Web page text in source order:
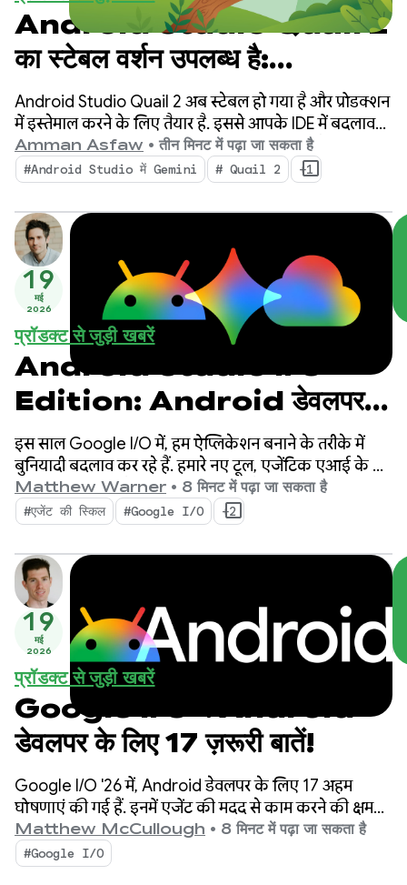
Android Studio Quail 2
का स्टेबल वर्शन उपलब्ध है:
Android Studio के एआई
एजेंट की मदद से एक साथ कई काम करें
Android Studio Quail 2 अब स्टेबल हो गया है और प्रोडक्शन
में इस्तेमाल करने के लिए तैयार है. इससे आपके IDE में बदलाव
होगा. इसमें एक साथ कई एजेंटिक वर्कफ़्लो, नेटिव तौर पर
इंटिग्रेट की गई मेमोरी लीक प्रोफ़ाइलिंग, और कॉन्टेक्स्ट के
हिसाब से क्रैश ठीक करने की सुविधा मिलेगी.
Amman Asfaw • तीन मिनट में पढ़ा जा सकता है
#Android Studio में Gemini # Quail 2 +1
19
मई
2026
प्रॉडक्ट से जुड़ी खबरें
Android Studio I/O
Edition: Android डेवलपर
टूल में नया क्या है
इस साल Google I/O में, हम ऐप्लिकेशन बनाने के तरीके में
बुनियादी बदलाव कर रहे हैं. हमारे नए टूल, एजेंटिक एआई के दौर
के लिए बनाए गए हैं. इनमें ऐसी सुविधाएं हैं जो Android
डेवलपर के तौर पर आपकी प्रॉडक्टिविटी को बढ़ाती हैं. साथ ही,
आपके कोडबेस में डिप्लॉय किए गए एआई एजेंट को बेहतर
बनाती हैं.
Matthew Warner • 8 मिनट में पढ़ा जा सकता है
#एजेंट की स्किल #Google I/O +2
19
मई
2026
प्रॉडक्ट से जुड़ी खबरें
Google I/O में Android
डेवलपर के लिए 17 ज़रूरी बातें!
Google I/O '26 में, Android डेवलपर के लिए 17 अहम
घोषणाएं की गई हैं. इनमें एजेंट की मदद से काम करने की क्षमता,
यूज़र इंटरफ़ेस (यूआई) के स्टैंडर्ड के तौर पर Compose First,
और बढ़ते हुए इकोसिस्टम के लिए हाई-परफ़ॉर्मेंस मीडिया और
अडैप्टिव डेवलपमेंट पर फ़ोकस किया गया है.
Matthew McCullough • 8 मिनट में पढ़ा जा सकता है
#Google I/O